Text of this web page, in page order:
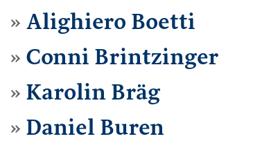
Alighiero Boetti
Conni Brintzinger
Karolin Bräg
Daniel Buren